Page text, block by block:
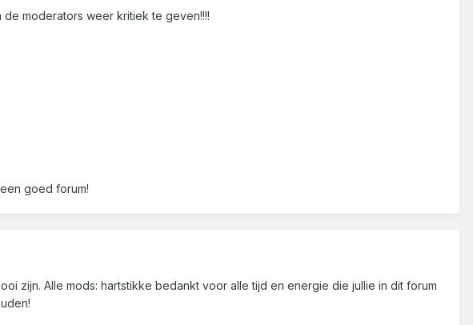
moderators weer kritiek te geven!!!!
goed forum!
zijn. Alle mods: hartstikke bedankt voor alle tijd en energie die jullie in dit forum